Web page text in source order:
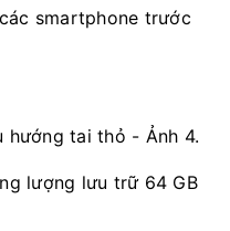
smartphone trước
lượng lưu trữ 64 GB